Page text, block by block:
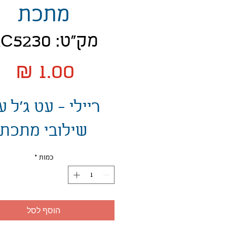
מתכת
מק"ט: AC5230
ריילי - עט ג'ל
שילובי מתכת
כמות *
הוסף לסל